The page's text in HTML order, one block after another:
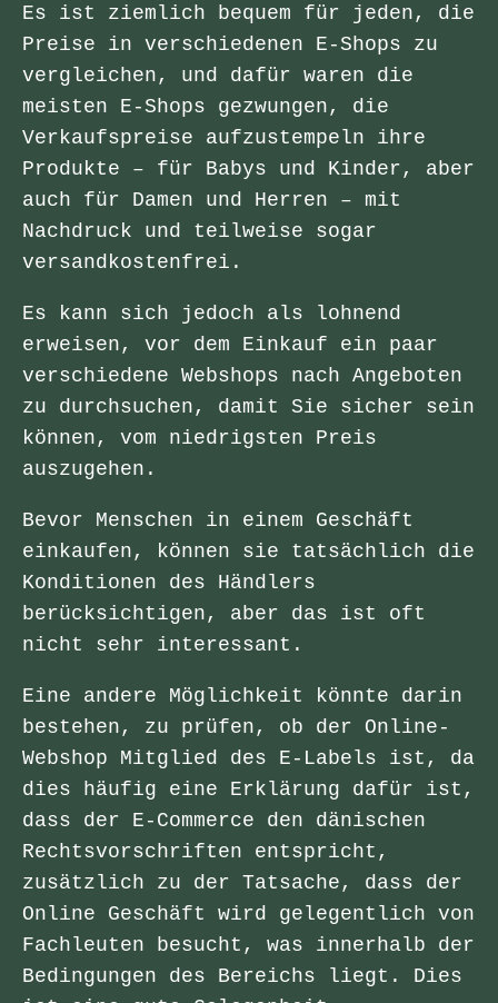
Es ist ziemlich bequem für jeden, die
Preise in verschiedenen E-Shops zu
vergleichen, und dafür waren die
meisten E-Shops gezwungen, die
Verkaufspreise aufzustempeln ihre
Produkte – für Babys und Kinder, aber
auch für Damen und Herren – mit
Nachdruck und teilweise sogar
versandkostenfrei.
Es kann sich jedoch als lohnend
erweisen, vor dem Einkauf ein paar
verschiedene Webshops nach Angeboten
zu durchsuchen, damit Sie sicher sein
können, vom niedrigsten Preis
auszugehen.
Bevor Menschen in einem Geschäft
einkaufen, können sie tatsächlich die
Konditionen des Händlers
berücksichtigen, aber das ist oft
nicht sehr interessant.
Eine andere Möglichkeit könnte darin
bestehen, zu prüfen, ob der Online-
Webshop Mitglied des E-Labels ist, da
dies häufig eine Erklärung dafür ist,
dass der E-Commerce den dänischen
Rechtsvorschriften entspricht,
zusätzlich zu der Tatsache, dass der
Online Geschäft wird gelegentlich von
Fachleuten besucht, was innerhalb der
Bedingungen des Bereichs liegt. Dies